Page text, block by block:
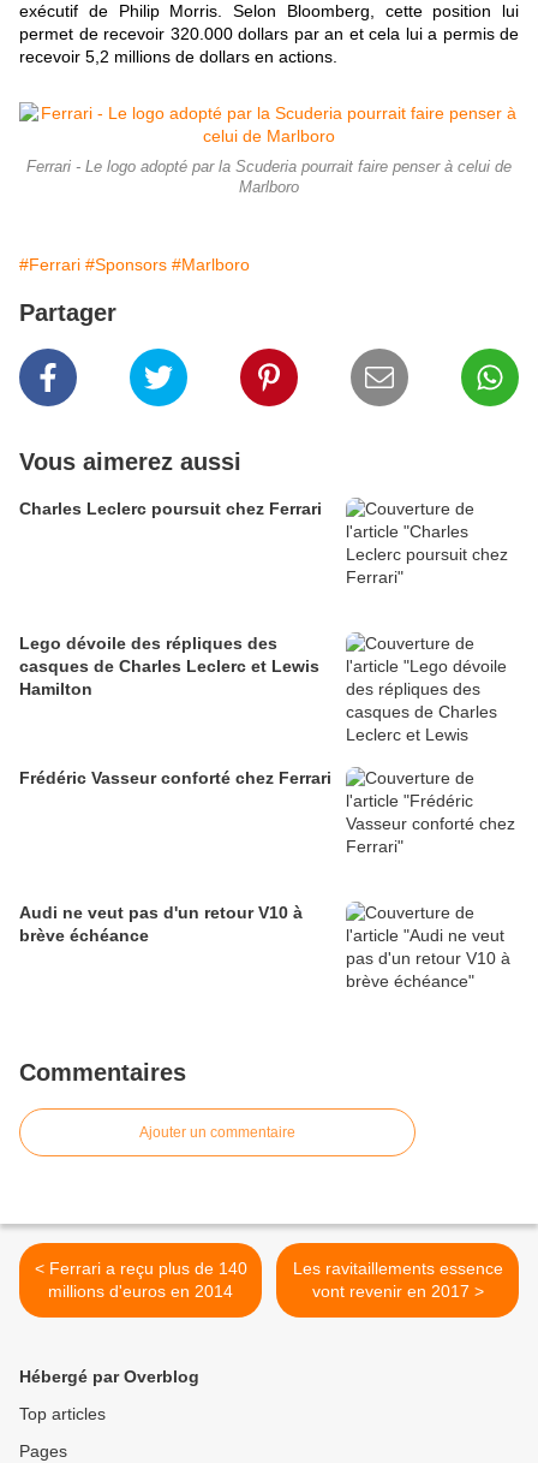
exécutif de Philip Morris. Selon Bloomberg, cette position lui
permet de recevoir 320.000 dollars par an et cela lui a permis de
recevoir 5,2 millions de dollars en actions.
Ferrari - Le logo adopté par la Scuderia pourrait faire penser à celui de
Marlboro
#Ferrari #Sponsors #Marlboro
Partager
Vous aimerez aussi
Charles Leclerc poursuit chez Ferrari
Lego dévoile des répliques des
casques de Charles Leclerc et Lewis
Hamilton
Frédéric Vasseur conforté chez Ferrari
Audi ne veut pas d'un retour V10 à
brève échéance
Commentaires
Ajouter un commentaire
< Ferrari a reçu plus de 140
millions d'euros en 2014
Les ravitaillements essence
vont revenir en 2017 >
Hébergé par Overblog
Top articles
Pages